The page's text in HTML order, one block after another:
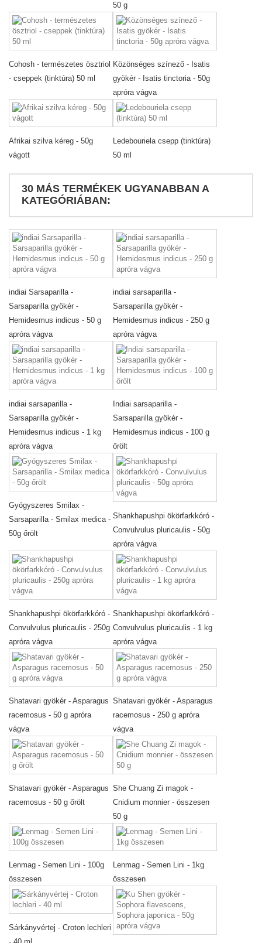
50 g
Cohosh - természetes ösztriol
- cseppek (tinktúra) 50 ml
Közönséges színező - Isatis
gyökér - Isatis tinctoria - 50g
apróra vágva
Afrikai szilva kéreg - 50g
vágott
Ledebouriela csepp (tinktúra)
50 ml
30 MÁS TERMÉKEK UGYANABBAN A
KATEGÓRIÁBAN:
indiai Sarsaparilla -
Sarsaparilla gyökér -
Hemidesmus indicus - 50 g
apróra vágva
indiai sarsaparilla -
Sarsaparilla gyökér -
Hemidesmus indicus - 250 g
apróra vágva
indiai sarsaparilla -
Sarsaparilla gyökér -
Hemidesmus indicus - 1 kg
apróra vágva
Indiai sarsaparilla -
Sarsaparilla gyökér -
Hemidesmus indicus - 100 g
őrölt
Gyógyszeres Smilax -
Sarsaparilla - Smilax medica -
50g őrölt
Shankhapushpi ökörfarkkóró -
Convulvulus pluricaulis - 50g
apróra vágva
Shankhapushpi ökörfarkkóró -
Convulvulus pluricaulis - 250g
apróra vágva
Shankhapushpi ökörfarkkóró -
Convulvulus pluricaulis - 1 kg
apróra vágva
Shatavari gyökér - Asparagus
racemosus - 50 g apróra
vágva
Shatavari gyökér - Asparagus
racemosus - 250 g apróra
vágva
Shatavari gyökér - Asparagus
racemosus - 50 g őrölt
She Chuang Zi magok -
Cnidium monnier - összesen
50 g
Lenmag - Semen Lini - 100g
összesen
Lenmag - Semen Lini - 1kg
összesen
Sárkányvértej - Croton lechleri